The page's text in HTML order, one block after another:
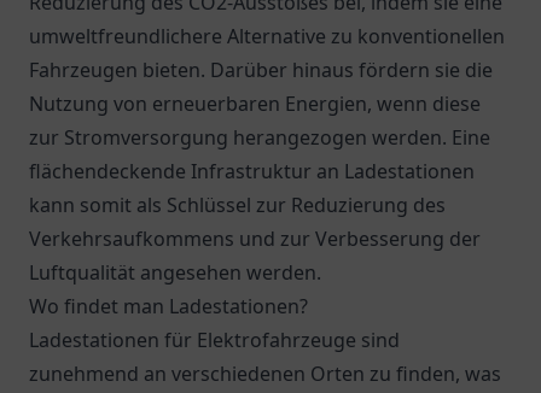
umweltfreundlichere Alternative zu konventionellen
Fahrzeugen bieten. Darüber hinaus fördern sie die
Nutzung von erneuerbaren Energien, wenn diese
zur Stromversorgung herangezogen werden. Eine
flächendeckende Infrastruktur an Ladestationen
kann somit als Schlüssel zur Reduzierung des
Verkehrsaufkommens und zur Verbesserung der
Luftqualität angesehen werden.
Wo findet man Ladestationen?
Ladestationen für Elektrofahrzeuge sind
zunehmend an verschiedenen Orten zu finden, was